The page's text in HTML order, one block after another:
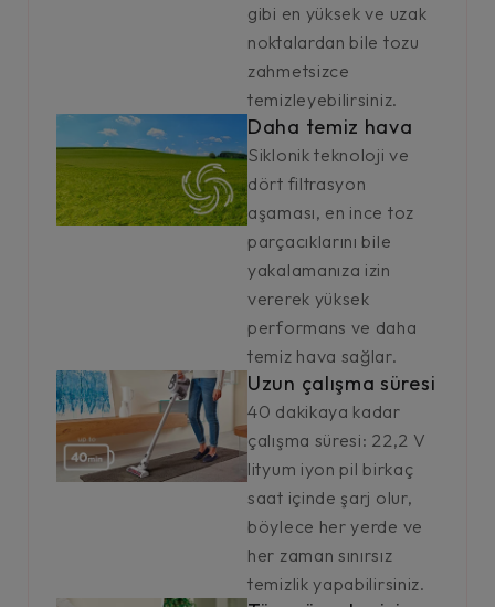
gibi en yüksek ve uzak
noktalardan bile tozu
zahmetsizce
temizleyebilirsiniz.
Daha temiz hava
Siklonik teknoloji ve
dört filtrasyon
aşaması, en ince toz
parçacıklarını bile
yakalamanıza izin
vererek yüksek
performans ve daha
temiz hava sağlar.
Uzun çalışma süresi
40 dakikaya kadar
çalışma süresi: 22,2 V
lityum iyon pil birkaç
saat içinde şarj olur,
böylece her yerde ve
her zaman sınırsız
temizlik yapabilirsiniz.